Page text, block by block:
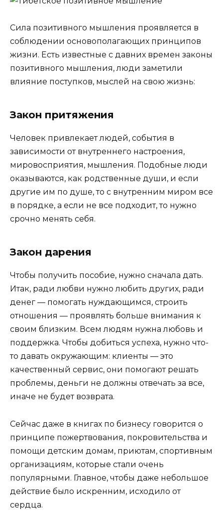
Сила позитивного мышления проявляется в
соблюдении основополагающих принципов
жизни. Есть известные с давних времен законы
позитивного мышления, люди заметили
влияние поступков, мыслей на свою жизнь:
Закон притяжения
Человек привлекает людей, события в
зависимости от внутреннего настроения,
мировосприятия, мышления. Подобные люди
оказываются, как родственные души, и если
другие им по душе, то с внутренним миром все
в порядке, а если не все подходит, то нужно
срочно менять себя.
Закон дарения
Чтобы получить пособие, нужно сначала дать.
Итак, ради любви нужно любить других, ради
денег — помогать нуждающимся, строить
отношения — проявлять больше внимания к
своим близким. Всем людям нужна любовь и
поддержка. Чтобы добиться успеха, нужно что-
то давать окружающим: клиенты — это
качественный сервис, они помогают решать
проблемы, деньги не должны отвечать за все,
иначе не будет возврата.
Сейчас даже в книгах по бизнесу говорится о
принципе пожертвования, покровительства и
помощи детским домам, приютам, спортивным
организациям, которые стали очень
популярными. Главное, чтобы даже небольшое
действие было искренним, исходило от
сердца.